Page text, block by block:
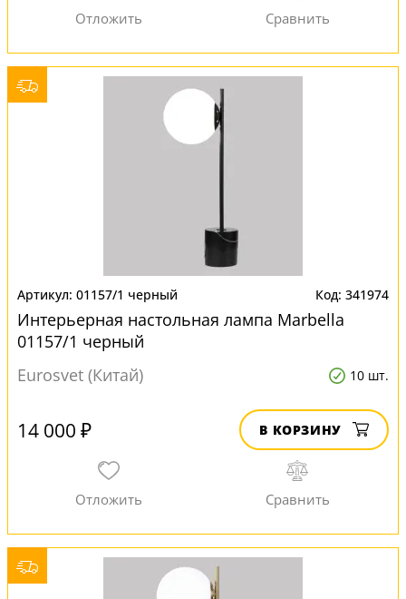
01157/1 черный 341974
Интерьерная настольная лампа Marbella
01157/1 черный
Eurosvet (Китай)
10 шт.
14 000 ₽ В КОРЗИНУ